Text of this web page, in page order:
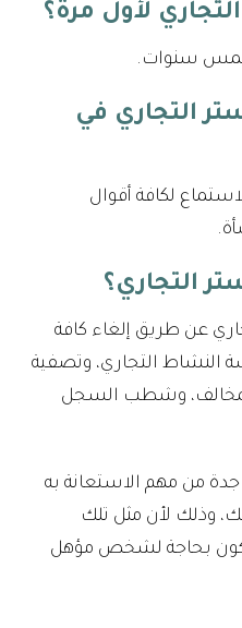
لأول مرة؟
خمس سنوات.
التجاري في
لكافة أقوال
التجاري؟
عن طريق إلغاء كافة
النشاط التجاري، وتصفية
وشطب السجل
من مهم الاستعانة به
وذلك لأن مثل تلك
بحاجة لشخص مؤهل